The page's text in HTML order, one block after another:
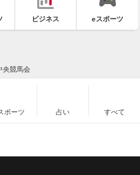
ビジネス eスポーツ
央競馬会
ポーツ 占い すべて